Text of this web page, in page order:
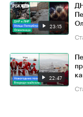
23:15
22:47